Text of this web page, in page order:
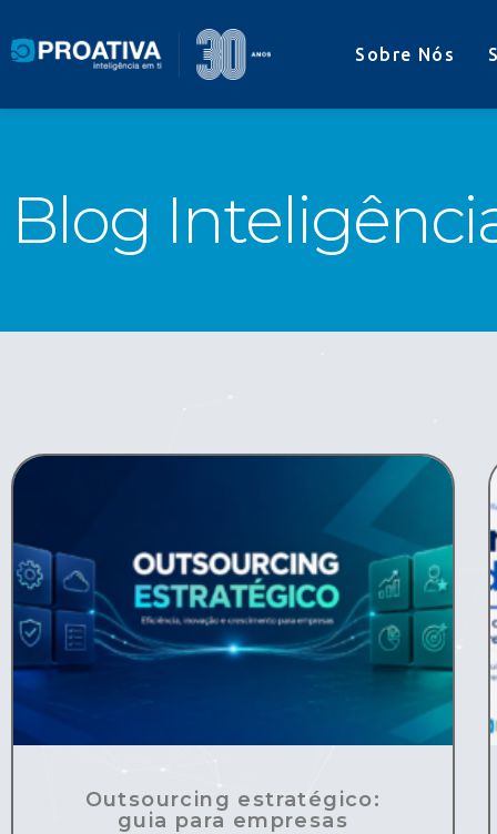
Sobre Nós
Blog
Outsourcing estratégico:
guia para empresas